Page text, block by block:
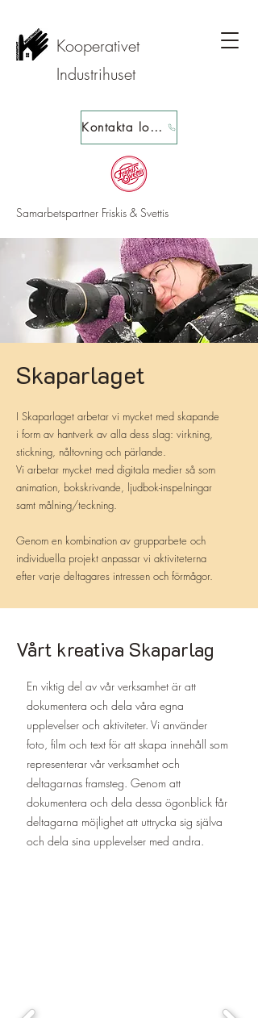
Kooperativet
Industrihuset
Kontakta loppis
Samarbetspartner Friskis & Svettis
Skaparlaget
I Skaparlaget arbetar vi mycket med skapande
i form av hantverk av alla dess slag: virkning,
stickning, nåltovning och pärlande.
Vi arbetar mycket med digitala medier så som
animation, bokskrivande, ljudbok-inspelningar
samt målning/teckning.
Genom en kombination av grupparbete och
individuella projekt anpassar vi aktiviteterna
efter varje deltagares intressen och förmågor.
Vårt kreativa Skaparlag
En viktig del av vår verksamhet är att
dokumentera och dela våra egna
upplevelser och aktiviteter. Vi använder
foto, film och text för att skapa innehåll som
representerar vår verksamhet och
deltagarnas framsteg. Genom att
dokumentera och dela dessa ögonblick får
deltagarna möjlighet att uttrycka sig själva
och dela sina upplevelser med andra.